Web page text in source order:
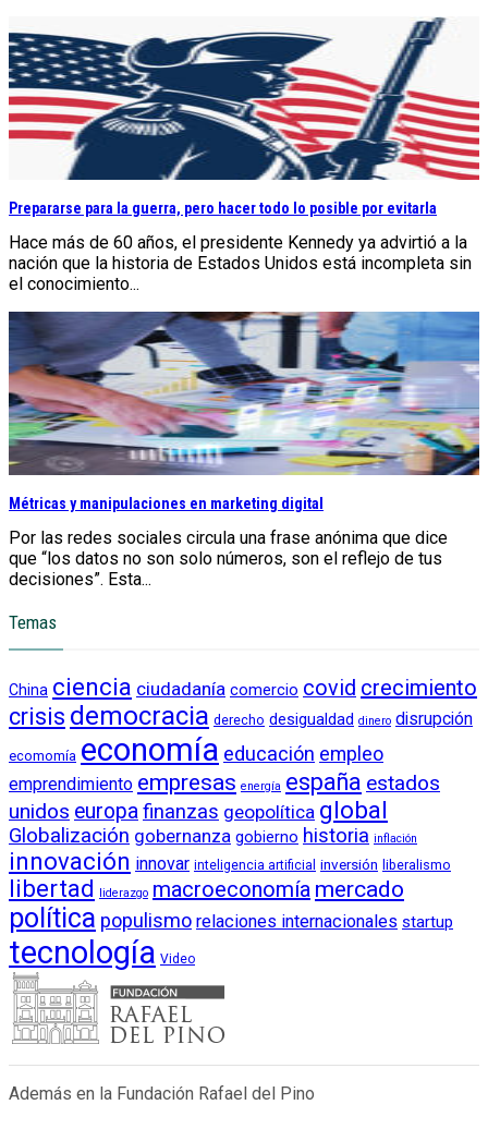
Prepararse para la guerra, pero hacer todo lo posible por evitarla
Hace más de 60 años, el presidente Kennedy ya advirtió a la
nación que la historia de Estados Unidos está incompleta sin
el conocimiento...
Métricas y manipulaciones en marketing digital
Por las redes sociales circula una frase anónima que dice
que “los datos no son solo números, son el reflejo de tus
decisiones”. Esta...
Temas
China ciencia ciudadanía comercio covid crecimiento
crisis democracia derecho desigualdad dinero disrupción
ecomomía economía educación empleo
emprendimiento empresas energía españa estados
unidos europafinanzas geopolítica global
Globalización gobernanza gobierno historia inflación
innovación innovar inteligencia artificial inversión liberalismo
libertad liderazgo macroeconomía mercado
política populismo relaciones internacionales startup
tecnología Video
Además en la Fundación Rafael del Pino